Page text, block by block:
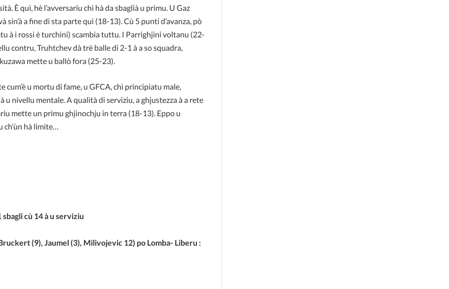
È quì, hè l’avversariu chì hà da sbaglià u primu. U Gaz
sin’à a fine di sta parte quì (18-13). Cù 5 punti d’avanza, pò
à i rossi è turchini) scambia tuttu. I Parrighjini voltanu (22-
contru, Truhtchev dà trè balle di 2-1 à a so squadra,
mette u ballò fora (25-23).
u mortu di fame, u GFCA, chì principiatu male,
u nivellu mentale. A qualità di serviziu, a ghjustezza à a rete
mette un primu ghjinochju in terra (18-13). Eppo u
hà limite…
cù 14 à u serviziu
(9), Jaumel (3), Milivojevic 12) po Lomba- Liberu :